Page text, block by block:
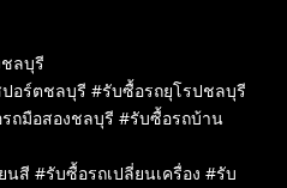
ลบุรี
อร์ตชลบุรี #รับซื้อรถยุโรปชลบุรี
ถมือสองชลบุรี #รับซื้อรถบ้าน
สี #รับซื้อรถเปลี่ยนเครื่อง #รับ